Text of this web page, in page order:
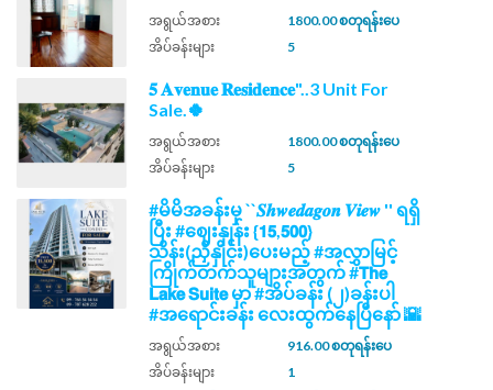
အရွယ်အစား
1800.00 စတုရန်းပေ
အိပ်ခန်းများ
5
𝟓 𝐀𝐯𝐞𝐧𝐮𝐞 𝐑𝐞𝐬𝐢𝐝𝐞𝐧𝐜𝐞"..3 Unit For
Sale.🍀
အရွယ်အစား
1800.00 စတုရန်းပေ
အိပ်ခန်းများ
5
#မိမိအခန်းမှ ``𝑺𝒉𝒘𝒆𝒅𝒂𝒈𝒐𝒏 𝑽𝒊𝒆𝒘 '' ရရှိ
ပြီး #ဈေးနှုန်း {𝟭𝟱,𝟱𝟬𝟬}
သိန်း(ညှိနှိုင်း)ပေးမည့် #အလွှာမြင့်
ကြိုက်တက်သူများအတွက် #𝗧𝗵𝗲
𝗟𝗮𝗸𝗲 𝗦𝘂𝗶𝘁𝗲 မှာ #အိပ်ခန်း (၂)ခန်းပါ
#အရောင်းခန်း လေးထွက်နေပြီနော် 🌇
အရွယ်အစား
916.00 စတုရန်းပေ
အိပ်ခန်းများ
1